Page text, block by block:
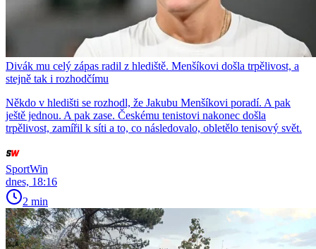
Divák mu celý zápas radil z hlediště. Menšíkovi došla trpělivost, a
stejně tak i rozhodčímu
Někdo v hledišti se rozhodl, že Jakubu Menšíkovi poradí. A pak
ještě jednou. A pak zase. Českému tenistovi nakonec došla
trpělivost, zamířil k síti a to, co následovalo, obletělo tenisový svět.
SportWin
dnes, 18:16
2 min